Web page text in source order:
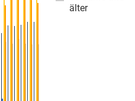
älter